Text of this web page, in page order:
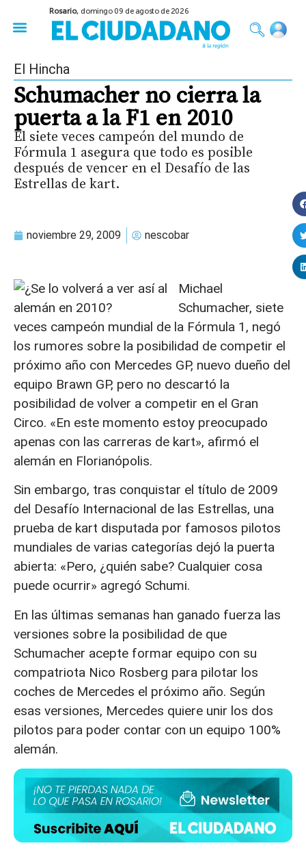
Rosario, domingo 09 de agosto de 2026
El Hincha
Schumacher no cierra la
puerta a la F1 en 2010
El siete veces campeón del mundo de
Fórmula 1 asegura que todo es posible
después de vencer en el Desafío de las
Estrellas de kart.
noviembre 29, 2009 nescobar
Michael
Schumacher, siete
veces campeón mundial de la Fórmula 1, negó
los rumores sobre la posibilidad de competir el
próximo año con Mercedes GP, nuevo dueño del
equipo Brawn GP, pero no descartó la
posibilidad de volver a competir en el Gran
Circo. «En este momento estoy preocupado
apenas con las carreras de kart», afirmó el
alemán en Florianópolis.
Sin embargo, tras conquistar el título de 2009
del Desafío Internacional de las Estrellas, una
prueba de kart disputada por famosos pilotos
mundiales de varias categorías dejó la puerta
abierta: «Pero, ¿quién sabe? Cualquier cosa
puede ocurrir» agregó Schumi.
En las últimas semanas han ganado fuerza las
versiones sobre la posibilidad de que
Schumacher acepte formar equipo con su
compatriota Nico Rosberg para pilotar los
coches de Mercedes el próximo año. Según
esas versiones, Mercedes quiere unir los dos
pilotos para poder contar con un equipo 100%
alemán.